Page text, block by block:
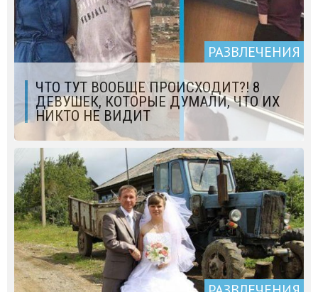
РАЗВЛЕЧЕНИЯ
ЧТО ТУТ ВООБЩЕ ПРОИСХОДИТ?! 8
ДЕВУШЕК, КОТОРЫЕ ДУМАЛИ, ЧТО ИХ
НИКТО НЕ ВИДИТ